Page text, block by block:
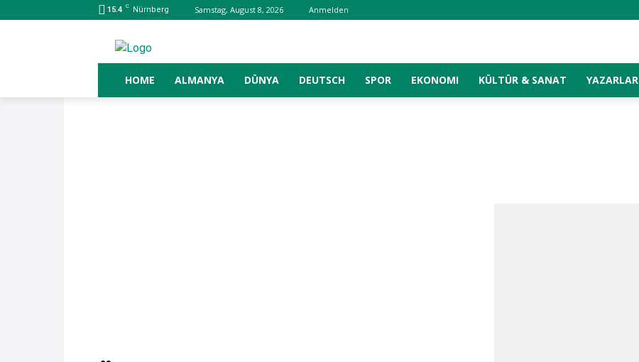
15.4 C Nürnberg Samstag, August 8, 2026 Anmelden
HOME ALMANYA DÜNYA DEUTSCH SPOR EKONOMI KÜLTÜR & SANAT YAZARLAR